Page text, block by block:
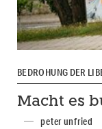
BEDROHUNG DER
Macht es
peter unfried